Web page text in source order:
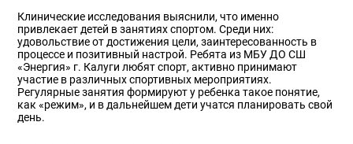
Клинические исследования выяснили, что именно
привлекает детей в занятиях спортом. Среди них:
удовольствие от достижения цели, заинтересованность в
процессе и позитивный настрой. Ребята из МБУ ДО СШ
«Энергия» г. Калуги любят спорт, активно принимают
участие в различных спортивных мероприятиях.
Регулярные занятия формируют у ребенка такое понятие,
как «режим», и в дальнейшем дети учатся планировать свой
день.